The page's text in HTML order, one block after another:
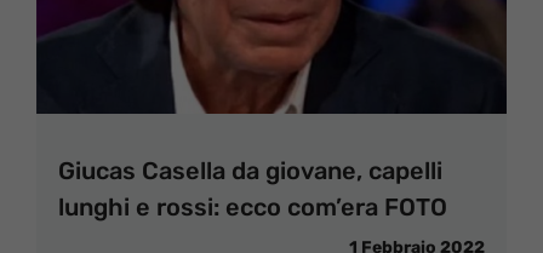
Giucas Casella da giovane, capelli
lunghi e rossi: ecco com’era FOTO
1 Febbraio 2022